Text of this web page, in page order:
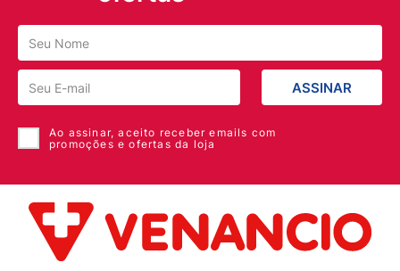
ASSINAR
Ao assinar, aceito receber emails com
promoções e ofertas da loja